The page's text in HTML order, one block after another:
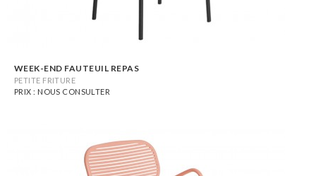
WEEK-END FAUTEUIL REPAS
PETITE FRITURE
PRIX : NOUS CONSULTER